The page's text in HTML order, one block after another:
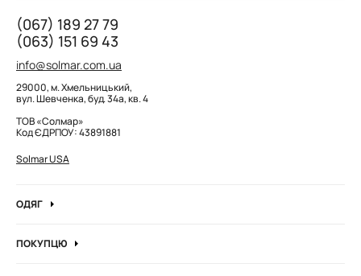
(067) 189 27 79
(063) 151 69 43
info@solmar.com.ua
29000, м. Хмельницький,
вул. Шевченка, буд. 34а, кв. 4
ТОВ «Солмар»
Код ЄДРПОУ: 43891881
Solmar USA
ОДЯГ
Кофти та джемпера
ПОКУПЦЮ